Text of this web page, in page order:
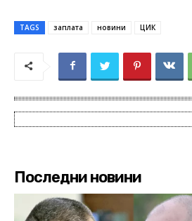
TAGS заплата новини ЦИК
Последни новини